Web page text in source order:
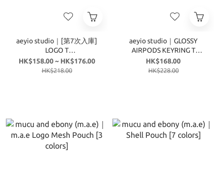
aeyio studio｜[第7次入庫]
LOGO T
POUCH_NYLON(GLOSSY)_APO3000
[6 colors]
HK$158.00 ~ HK$176.00
HK$218.00
aeyio studio｜GLOSSY
AIRPODS KEYRING T
POUCH_APO3400 [4
colors]
HK$168.00
HK$228.00